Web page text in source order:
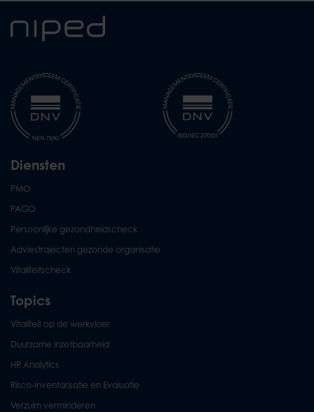
Diensten
PMO
PAGO
Persoonlijke gezondheidscheck
Adviestrajecten gezonde organisatie
Vitaliteitscheck
Topics
Vitaliteit op de werkvloer
Duurzame inzetbaarheid
HR Analytics
Risco-Inventarisatie en Evaluatie
Verzuim verminderen